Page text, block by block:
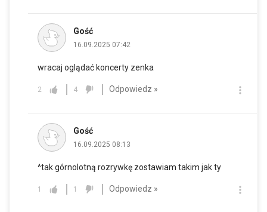
Gość
16.09.2025 07:42
wracaj oglądać koncerty zenka
2 4 Odpowiedz »
Gość
16.09.2025 08:13
^tak górnolotną rozrywkę zostawiam takim jak ty
1 1 Odpowiedz »